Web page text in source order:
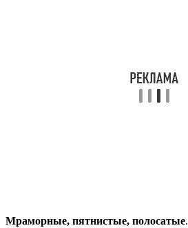
Мраморные, пятнистые, полосатые.